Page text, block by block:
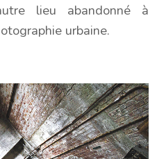
lieu abandonné à
urbaine.